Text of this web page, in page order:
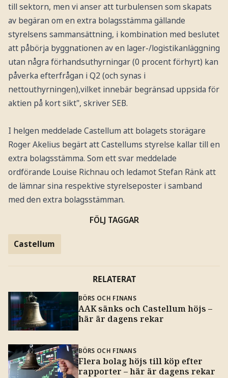
till sektorn, men vi anser att turbulensen som skapats
av begäran om en extra bolagsstämma gällande
styrelsens sammansättning, i kombination med beslutet
att påbörja byggnationen av en lager-/logistikanläggning
utan några förhandsuthyrningar (0 procent förhyrt) kan
påverka efterfrågan i Q2 (och synas i
nettouthyrningen),vilket innebär begränsad uppsida för
aktien på kort sikt", skriver SEB.
I helgen meddelade Castellum att bolagets storägare
Roger Akelius begärt att Castellums styrelse kallar till en
extra bolagsstämma. Som ett svar meddelade
ordförande Louise Richnau och ledamot Stefan Ränk att
de lämnar sina respektive styrelseposter i samband
med den extra bolagsstämman.
FÖLJ TAGGAR
Castellum
RELATERAT
BÖRS OCH FINANS
AAK sänks och Castellum höjs –
här är dagens rekar
BÖRS OCH FINANS
Flera bolag höjs till köp efter
rapporter – här är dagens rekar